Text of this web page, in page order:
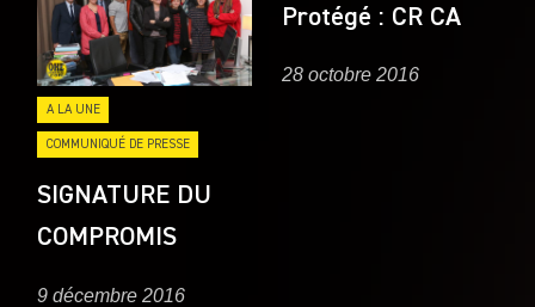
A LA UNE
COMMUNIQUÉ DE PRESSE
SIGNATURE DU
COMPROMIS
9 décembre 2016
Protégé : CR CA
28 octobre 2016